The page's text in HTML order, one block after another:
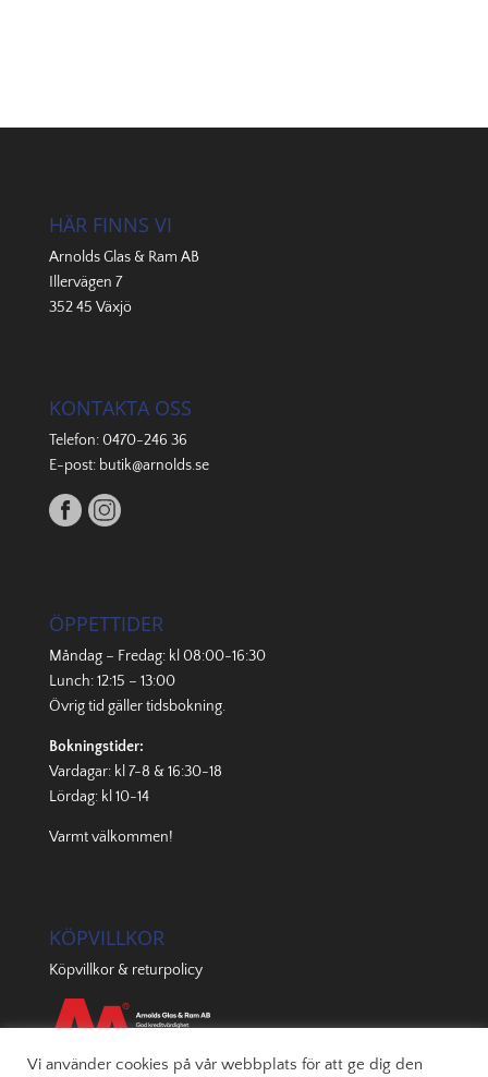
HÄR FINNS VI
Arnolds Glas & Ram AB
Illervägen 7
352 45 Växjö
KONTAKTA OSS
Telefon:0470-246 36
E-post: butik@arnolds.se
ÖPPETTIDER
Måndag – Fredag: kl 08:00-16:30
Lunch: 12:15 – 13:00
Övrig tid gällertidsbokning.
Bokningstider:
Vardagar: kl 7-8 & 16:30-18
Lördag: kl 10-14
Varmt välkommen!
KÖPVILLKOR
Köpvillkor & returpolicy
Vi använder cookies på vår webbplats för att ge dig den